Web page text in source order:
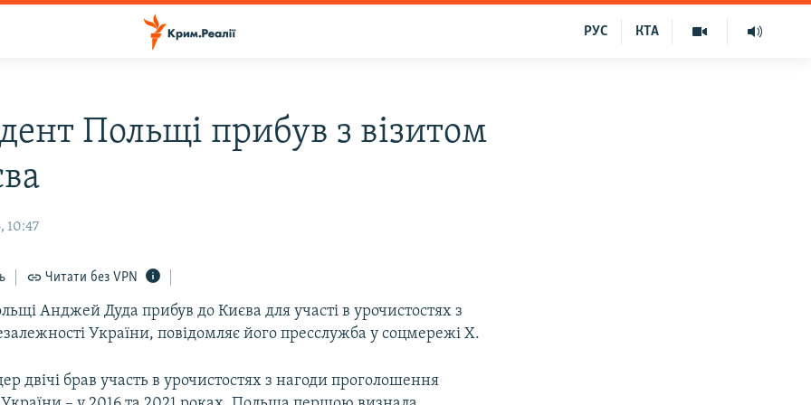
КТА
РУС
Польщі прибув з візитом
10:47
Читати без VPN
Анджей Дуда прибув до Києва для участі в урочистостях з
України, повідомляє його пресслужба у соцмережі Х.
двічі брав участь в урочистостях з нагоди проголошення